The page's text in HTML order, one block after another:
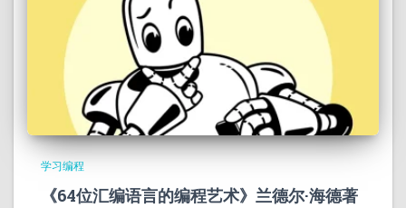
学习编程
《64位汇编语言的编程艺术》兰德尔·海德著